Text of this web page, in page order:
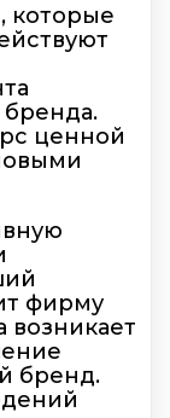
которые
бренда.
ценной
фирму
возникает
бренд.